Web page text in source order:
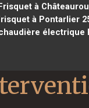
à
à Pontarlier
électrique